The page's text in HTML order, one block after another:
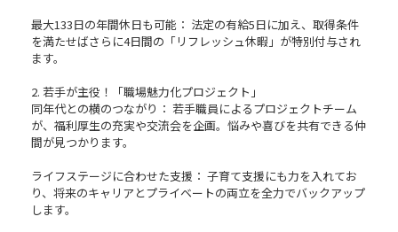
最大133日の年間休日も可能： 法定の有給5日に加え、取得条件
を満たせばさらに4日間の「リフレッシュ休暇」が特別付与され
ます。
2. 若手が主役！「職場魅力化プロジェクト」
同年代との横のつながり： 若手職員によるプロジェクトチーム
が、福利厚生の充実や交流会を企画。悩みや喜びを共有できる仲
間が見つかります。
ライフステージに合わせた支援： 子育て支援にも力を入れてお
り、将来のキャリアとプライベートの両立を全力でバックアップ
します。